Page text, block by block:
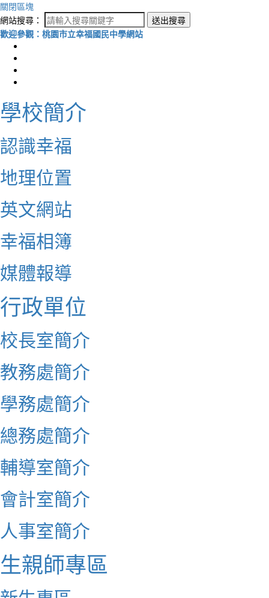
關閉區塊
網站搜尋：
送出搜尋
歡迎參觀：桃園市立幸福國民中學網站
學校簡介
認識幸福
地理位置
英文網站
幸福相簿
媒體報導
行政單位
校長室簡介
教務處簡介
學務處簡介
總務處簡介
輔導室簡介
會計室簡介
人事室簡介
生親師專區